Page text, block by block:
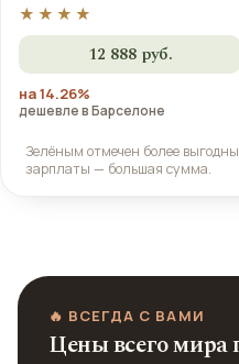
★★★★
12 888 руб.
на 14.26%
дешевле в Барселоне
Зелёным отмечен более
зарплаты — большая сумма.
🔥 ВСЕГДА С ВАМИ
Цены всего мира